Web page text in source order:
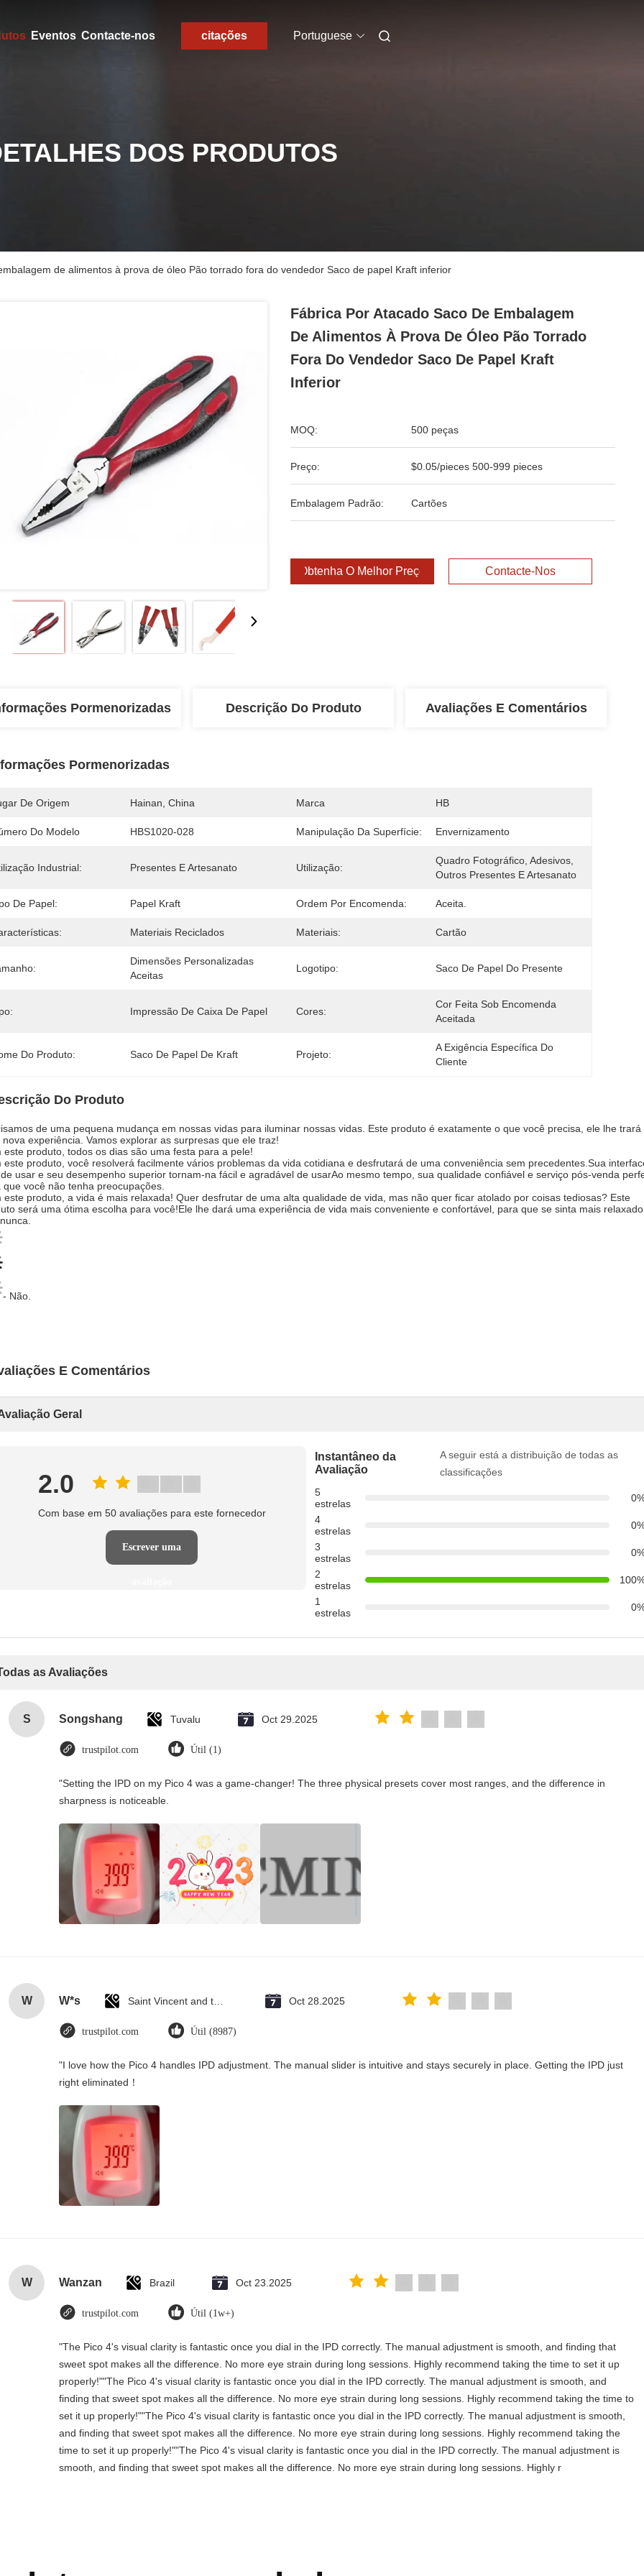
Eventos Contacte-nos citações Portuguese
DOS PRODUTOS
de alimentos à prova de óleo Pão torrado fora do vendedor Saco de papel Kraft inferior
Fábrica Por Atacado Saco De Embalagem
De Alimentos À Prova De Óleo Pão Torrado
Fora Do Vendedor Saco De Papel Kraft
Inferior
MOQ: 500 peças
Preço: $0.05/pieces 500-999 pieces
Embalagem Padrão: Cartões
Obtenha O Melhor Preço Contacte-Nos
Pormenorizadas Descrição Do Produto Avaliações E Comentários
Pormenorizadas
De Origem Hainan, China Marca HB
Do Modelo HBS1020-028 Manipulação Da Superfície: Envernizamento
Industrial: Presentes E Artesanato Utilização:
Quadro Fotográfico, Adesivos,
Outros Presentes E Artesanato
De Papel: Papel Kraft Ordem Por Encomenda: Aceita.
Materiais Reciclados Materiais: Cartão
Dimensões Personalizadas
Aceitas
Logotipo: Saco De Papel Do Presente
Impressão De Caixa De Papel Cores:
Cor Feita Sob Encomenda
Aceitada
Do Produto: Saco De Papel De Kraft Projeto:
A Exigência Específica Do
Cliente
Do Produto
de uma pequena mudança em nossas vidas para iluminar nossas vidas. Este produto é exatamente o que você precisa, ele lhe trará
nova experiência. Vamos explorar as surpresas que ele traz!
este produto, todos os dias são uma festa para a pele!
este produto, você resolverá facilmente vários problemas da vida cotidiana e desfrutará de uma conveniência sem precedentes.Sua
usar e seu desempenho superior tornam-na fácil e agradável de usarAo mesmo tempo, sua qualidade confiável e serviço pós-venda
que você não tenha preocupações.
este produto, a vida é mais relaxada! Quer desfrutar de uma alta qualidade de vida, mas não quer ficar atolado por coisas tediosas? Este
será uma ótima escolha para você!Ele lhe dará uma experiência de vida mais conveniente e confortável, para que se sinta mais
- Não.
E Comentários
Geral
2.0
Com base em 50 avaliações para este fornecedor
Escrever uma
Instantâneo da
Avaliação
A seguir está a distribuição de todas as
classificações
5
estrelas
4
estrelas
3
estrelas
2
estrelas
1
estrelas
as Avaliações
S Songshang Tuvalu Oct 29.2025
trustpilot.com Útil (1)
"Setting the IPD on my Pico 4 was a game-changer! The three physical presets cover most ranges, and the difference in
sharpness is noticeable.
W W*s Oct 28.2025
trustpilot.com Útil (8987)
"I love how the Pico 4 handles IPD adjustment. The manual slider is intuitive and stays securely in place. Getting the IPD just
right eliminated！
W Wanzan Brazil Oct 23.2025
trustpilot.com Útil (1w+)
"The Pico 4's visual clarity is fantastic once you dial in the IPD correctly. The manual adjustment is smooth, and finding that
sweet spot makes all the difference. No more eye strain during long sessions. Highly recommend taking the time to set it up
properly!""The Pico 4's visual clarity is fantastic once you dial in the IPD correctly. The manual adjustment is smooth, and
finding that sweet spot makes all the difference. No more eye strain during long sessions. Highly recommend taking the time to
set it up properly!""The Pico 4's visual clarity is fantastic once you dial in the IPD correctly. The manual adjustment is smooth,
and finding that sweet spot makes all the difference. No more eye strain during long sessions. Highly recommend taking the
time to set it up properly!""The Pico 4's visual clarity is fantastic once you dial in the IPD correctly. The manual adjustment is
smooth, and finding that sweet spot makes all the difference. No more eye strain during long sessions. Highly r